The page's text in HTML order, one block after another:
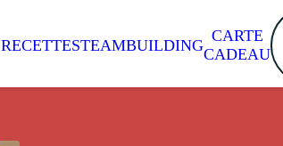
RECETTESTEAMBUILDING
CARTE
CADEAU